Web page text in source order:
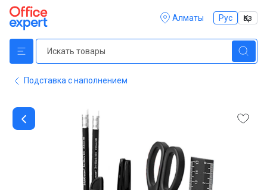
Алматы Рус Қаз
Подставка с наполнением